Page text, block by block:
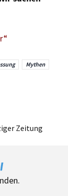
Mythen
Zeitung